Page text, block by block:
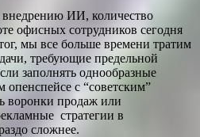
внедрению ИИ, количество
офисных сотрудников сегодня
мы все больше времени тратим
требующие предельной
заполнять однообразные
с “советским”
воронки продаж или
стратегии в
сложнее.